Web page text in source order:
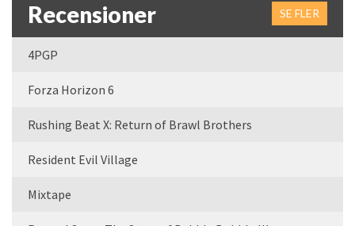
Recensioner SE FLER
4PGP
Forza Horizon 6
Rushing Beat X: Return of Brawl Brothers
Resident Evil Village
Mixtape